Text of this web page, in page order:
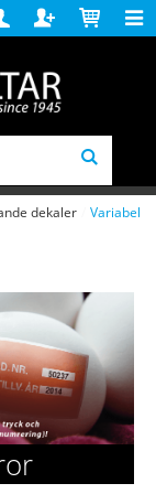
Skapa
konto
Varukorg
dekaler
Variabel